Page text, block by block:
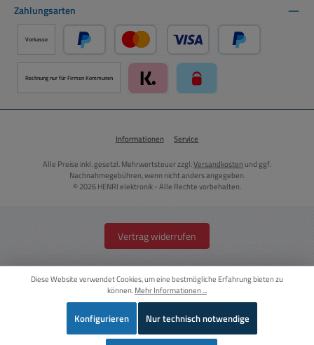
Zahlungsarten
Vorkasse
PayPal Kredit- oder Debitkarte über PayPal
Rechnung nur für Firmen Kommunen
Informationen Service
Alle Preise inkl. gesetzl. Mehrwertsteuer zzgl.Versandkosten und ggf.
Nachnahmegebühren, wenn nicht anders angegeben.
© 2026 HENRI elektronik - Alle Rechte vorbehalten.
Vertrag widerrufen
Diese Website verwendet Cookies, um eine bestmögliche Erfahrung bieten zu
können.Mehr Informationen ...
Nur technisch notwendige
Konfigurieren